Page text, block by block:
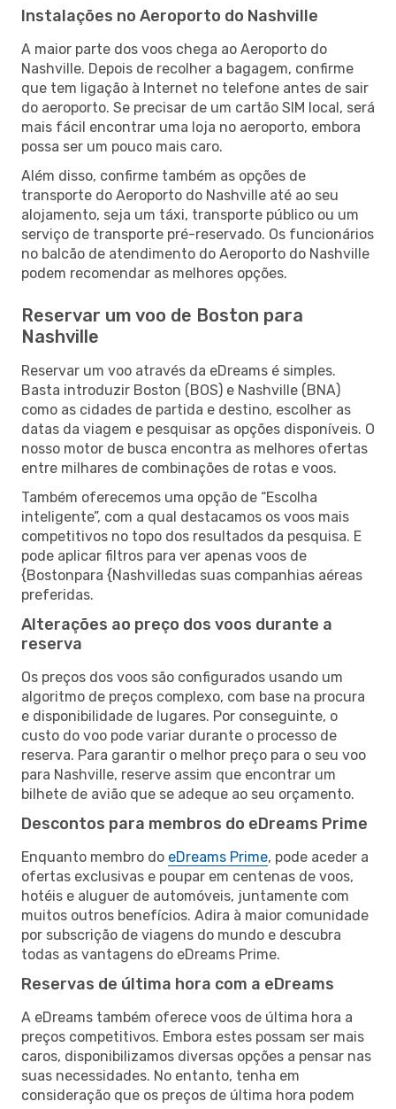
Instalações no Aeroporto do Nashville
A maior parte dos voos chega ao Aeroporto do
Nashville. Depois de recolher a bagagem, confirme
que tem ligação à Internet no telefone antes de sair
do aeroporto. Se precisar de um cartão SIM local, será
mais fácil encontrar uma loja no aeroporto, embora
possa ser um pouco mais caro.
Além disso, confirme também as opções de
transporte do Aeroporto do Nashville até ao seu
alojamento, seja um táxi, transporte público ou um
serviço de transporte pré-reservado. Os funcionários
no balcão de atendimento do Aeroporto do Nashville
podem recomendar as melhores opções.
Reservar um voo de Boston para
Nashville
Reservar um voo através da eDreams é simples.
Basta introduzir Boston (BOS) e Nashville (BNA)
como as cidades de partida e destino, escolher as
datas da viagem e pesquisar as opções disponíveis. O
nosso motor de busca encontra as melhores ofertas
entre milhares de combinações de rotas e voos.
Também oferecemos uma opção de “Escolha
inteligente”, com a qual destacamos os voos mais
competitivos no topo dos resultados da pesquisa. E
pode aplicar filtros para ver apenas voos de
{Bostonpara {Nashvilledas suas companhias aéreas
preferidas.
Alterações ao preço dos voos durante a
reserva
Os preços dos voos são configurados usando um
algoritmo de preços complexo, com base na procura
e disponibilidade de lugares. Por conseguinte, o
custo do voo pode variar durante o processo de
reserva. Para garantir o melhor preço para o seu voo
para Nashville, reserve assim que encontrar um
bilhete de avião que se adeque ao seu orçamento.
Descontos para membros do eDreams Prime
Enquanto membro do eDreams Prime, pode aceder a
ofertas exclusivas e poupar em centenas de voos,
hotéis e aluguer de automóveis, juntamente com
muitos outros benefícios. Adira à maior comunidade
por subscrição de viagens do mundo e descubra
todas as vantagens do eDreams Prime.
Reservas de última hora com a eDreams
A eDreams também oferece voos de última hora a
preços competitivos. Embora estes possam ser mais
caros, disponibilizamos diversas opções a pensar nas
suas necessidades. No entanto, tenha em
consideração que os preços de última hora podem